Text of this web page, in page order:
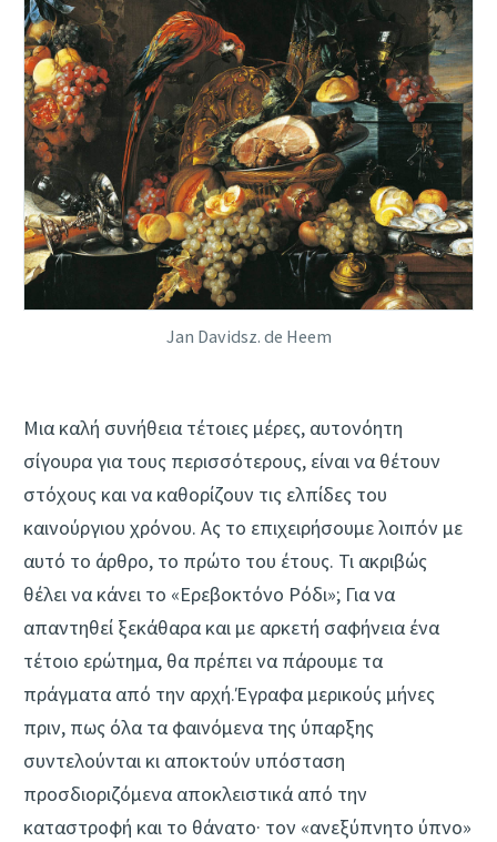
Jan Davidsz. de Heem
Μια καλή συνήθεια τέτοιες μέρες, αυτονόητη
σίγουρα για τους περισσότερους, είναι να θέτουν
στόχους και να καθορίζουν τις ελπίδες του
καινούργιου χρόνου. Ας το επιχειρήσουμε λοιπόν με
αυτό το άρθρο, το πρώτο του έτους. Τι ακριβώς
θέλει να κάνει το «Ερεβοκτόνο Ρόδι»; Για να
απαντηθεί ξεκάθαρα και με αρκετή σαφήνεια ένα
τέτοιο ερώτημα, θα πρέπει να πάρουμε τα
πράγματα από την αρχή.Έγραφα μερικούς μήνες
πριν, πως όλα τα φαινόμενα της ύπαρξης
συντελούνται κι αποκτούν υπόσταση
προσδιοριζόμενα αποκλειστικά από την
καταστροφή και το θάνατο· τον «ανεξύπνητο ύπνο»